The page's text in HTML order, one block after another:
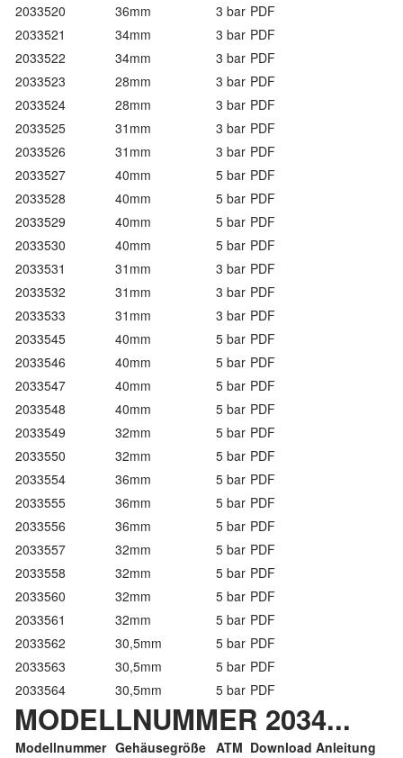
2033520
36mm 3 bar PDF
2033521
34mm 3 bar PDF
2033522
34mm 3 bar PDF
2033523
28mm 3 bar PDF
2033524
28mm 3 bar PDF
2033525
31mm 3 bar PDF
2033526
31mm 3 bar PDF
2033527
40mm 5 bar PDF
2033528
40mm 5 bar PDF
2033529
40mm 5 bar PDF
2033530
40mm 5 bar PDF
2033531
31mm 3 bar PDF
2033532
31mm 3 bar PDF
2033533
31mm 3 bar PDF
2033545
40mm 5 bar PDF
2033546
40mm 5 bar PDF
2033547
40mm 5 bar PDF
2033548
40mm 5 bar PDF
2033549
32mm 5 bar PDF
2033550
32mm 5 bar PDF
2033554
36mm 5 bar PDF
2033555
36mm 5 bar PDF
2033556
36mm 5 bar PDF
2033557
32mm 5 bar PDF
2033558
32mm 5 bar PDF
2033560
32mm 5 bar PDF
2033561
32mm 5 bar PDF
2033562
30,5mm 5 bar PDF
2033563
30,5mm 5 bar PDF
2033564
30,5mm 5 bar PDF
MODELLNUMMER 2034...
Modellnummer Gehäusegröße ATM Download Anleitung